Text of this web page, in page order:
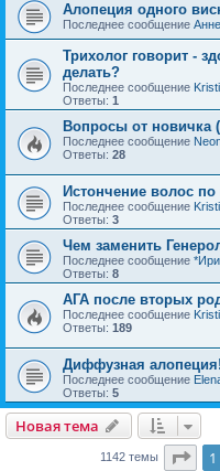
Алопеция одного
Последнее сообщение
Трихолог говорит -
делать?
Последнее сообщение
Ответы: 1
Вопросы от новичка
Последнее сообщение
Ответы: 28
Истончение волос по
Последнее сообщение
Ответы: 3
Чем заменить
Последнее сообщение
Ответы: 8
АГА после вторых
Последнее сообщение
Ответы: 189
Диффузная
Последнее сообщение
Ответы: 5
Новая тема
1142 темы 1